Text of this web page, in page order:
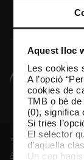
Aquest lloc
Les cookies
A l’opció
cookies de
TMB o bé
(0), significa
Si tries
El selector
d’aquella
Un cop
© Grup TMB - Tots
Avís legal